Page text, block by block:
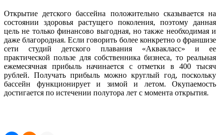
Открытие детского бассейна положительно сказывается на
состоянии здоровья растущего поколения, поэтому данная
цель не только финансово выгодная, но также необходимая и
даже благородная. Если говорить более конкретно о франшизе
сети студий детского плавания «Аквакласс» и ее
практической пользе для собственника бизнеса, то реальная
ежемесячная прибыль начинается с отметки в 400 тысяч
рублей. Получать прибыль можно круглый год, поскольку
бассейн функционирует и зимой и летом. Окупаемость
достигается по истечении полутора лет с момента открытия.